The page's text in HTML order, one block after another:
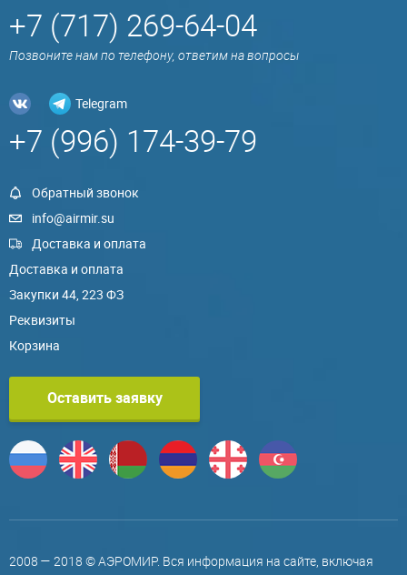
+7 (717) 269-64-04
Позвоните нам по телефону, ответим на вопросы
Telegram
+7 (996) 174-39-79
Обратный звонок
info@airmir.su
Доставка и оплата
Доставка и оплата
Закупки 44, 223 ФЗ
Реквизиты
Корзина
Оставить заявку
2008 — 2018 © АЭРОМИР. Вся информация на сайте, включая